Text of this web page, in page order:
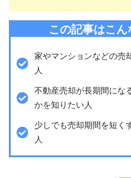
この記事はこん
家やマンションなどの売
人
不動産売却が長期間にな
かを知りたい人
少しでも売却期間を短く
人